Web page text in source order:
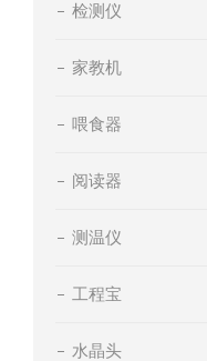
检测仪
家教机
喂食器
阅读器
测温仪
工程宝
水晶头